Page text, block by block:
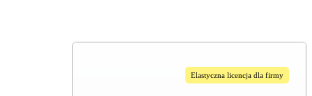
Elastyczna licencja dla firmy